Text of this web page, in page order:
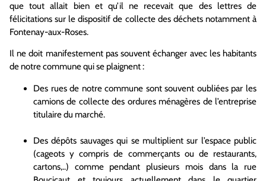
que tout allait bien et qu’il ne recevait que des lettres de
félicitations sur le dispositif de collecte des déchets notamment à
Fontenay-aux-Roses.
Il ne doit manifestement pas souvent échanger avec les habitants
de notre commune qui se plaignent :
Des rues de notre commune sont souvent oubliées par les
camions de collecte des ordures ménagères de l’entreprise
titulaire du marché.
Des dépôts sauvages qui se multiplient sur l’espace public
(cageots y compris de commerçants ou de restaurants,
cartons,..) comme pendant plusieurs mois dans la rue